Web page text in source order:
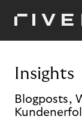
Insights
Blogposts,